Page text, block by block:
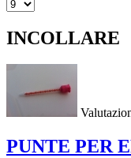
INCOLLARE
PUNTE PER